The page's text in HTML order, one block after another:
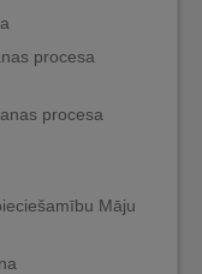
procesa
procesa
Māju